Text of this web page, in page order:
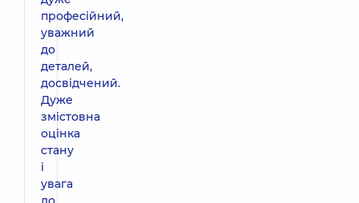
професійний,
уважний
до
деталей,
досвідчений.
Дуже
змістовна
оцінка
стану
і
увага